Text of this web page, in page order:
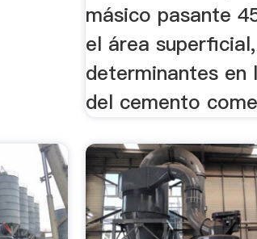
másico pasante
el área
determinantes en
del cemento